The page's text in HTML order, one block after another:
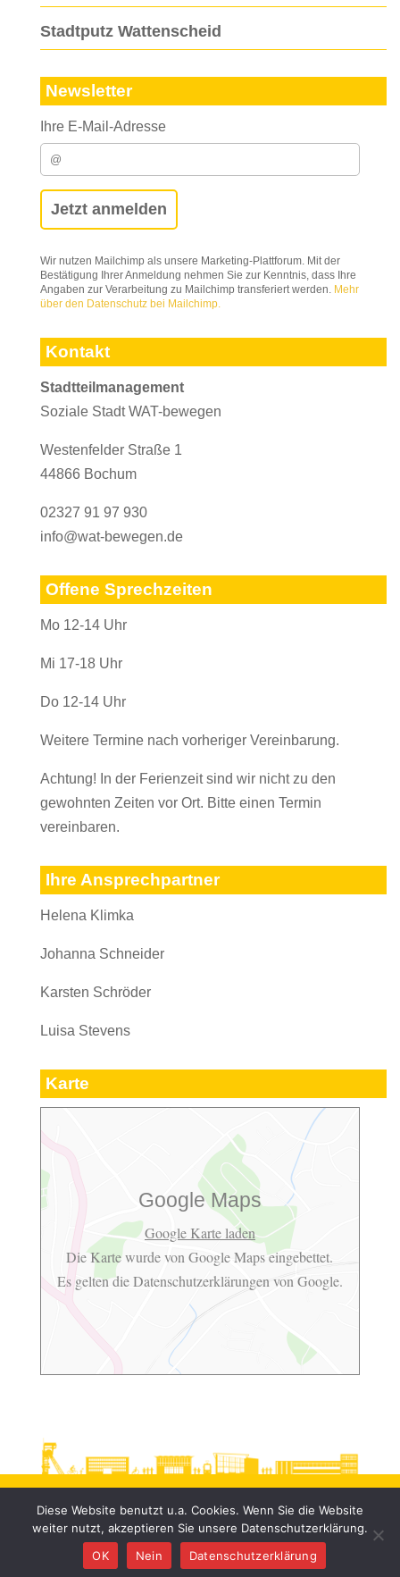
Stadtputz Wattenscheid
Newsletter
Ihre E-Mail-Adresse
Wir nutzen Mailchimp als unsere Marketing-Plattforum. Mit der
Bestätigung Ihrer Anmeldung nehmen Sie zur Kenntnis, dass Ihre
Angaben zur Verarbeitung zu Mailchimp transferiert werden. Mehr
über den Datenschutz bei Mailchimp.
Kontakt
Stadtteilmanagement
Soziale Stadt WAT-bewegen
Westenfelder Straße 1
44866 Bochum
02327 91 97 930
info@wat-bewegen.de
Offene Sprechzeiten
Mo 12-14 Uhr
Mi 17-18 Uhr
Do 12-14 Uhr
Weitere Termine nach vorheriger Vereinbarung.
Achtung! In der Ferienzeit sind wir nicht zu den
gewohnten Zeiten vor Ort. Bitte einen Termin
vereinbaren.
Ihre Ansprechpartner
Helena Klimka
Johanna Schneider
Karsten Schröder
Luisa Stevens
Karte
Google Maps
Google Karte laden
Die Karte wurde von Google Maps eingebettet.
Es gelten dieDatenschutzerklärungen von Google.
Diese Website benutzt u.a. Cookies. Wenn Sie die Website
weiter nutzt, akzeptieren Sie unsere Datenschutzerklärung.
OK
Nein Datenschutzerklärung